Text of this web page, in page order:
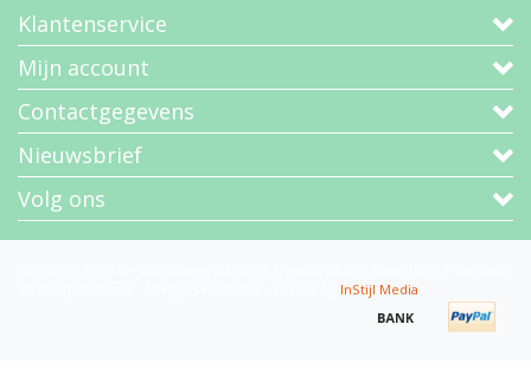
Klantenservice
Mijn account
Contactgegevens
Nieuwsbrief
Volg ons
InStijl Media